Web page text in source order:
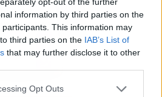
information by third parties on the
participants. This information may
third parties on the IAB’s List of
that may further disclose it to other
Opt Outs